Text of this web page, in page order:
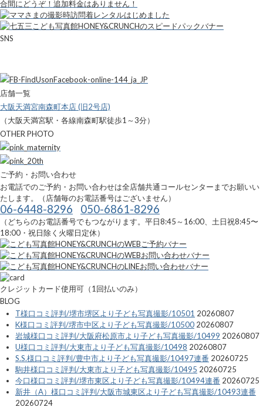
SNS
店舗一覧
大阪天満宮南森町本店 (旧2号店)
（大阪天満宮駅・各線南森町駅徒歩1～3分）
OTHER PHOTO
ご予約・お問い合わせ
お電話でのご予約・お問い合わせは全店舗共通コールセンターまでお願いい
たします。（店舗毎のお電話番号はございません）
06-6448-8296 050-6861-8296
（どちらのお電話番号でもつながります。平日8:45～16:00、土日祝8:45〜
18:00・祝日除く火曜日定休）
クレジットカード使用可（1回払いのみ）
BLOG
T様口コミ評判/堺市堺区より子ども写真撮影/10501 20260807
K様口コミ評判/堺市中区より子ども写真撮影/10500 20260807
岩城様口コミ評判/大阪府松原市より子ども写真撮影/10499 20260807
U様口コミ評判/大東市より子ども写真撮影/10498 20260807
S.S.様口コミ評判/豊中市より子ども写真撮影/10497連番 20260725
駒井様口コミ評判/大東市より子ども写真撮影/10495 20260725
今口様口コミ評判/堺市東区より子ども写真撮影/10494連番 20260725
新井（A）様口コミ評判/大阪市城東区より子ども写真撮影/10493連番
20260724